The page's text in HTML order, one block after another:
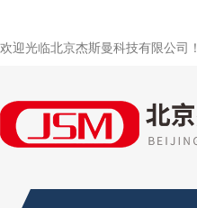
欢迎光临北京杰斯曼科技有限公司！